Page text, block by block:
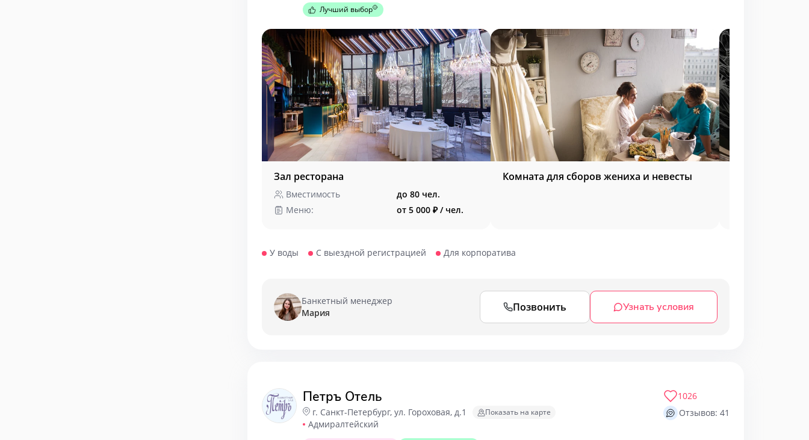
Лучший выбор
Зал ресторана
Вместимость
до 80 чел.
Меню:
от 5 000 ₽ / чел.
Комната для сборов жениха и невесты
У воды С выездной регистрацией Для корпоратива
Банкетный менеджер
Мария
Позвонить Узнать условия
Петръ Отель
г. Санкт-Петербург, ул. Гороховая, д.1
Адмиралтейский
Показать на карте
1026
Отзывов: 41